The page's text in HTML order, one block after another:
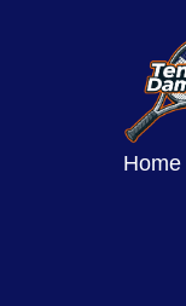
Home